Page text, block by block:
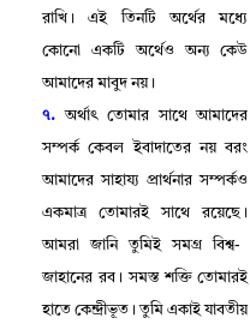
রাখি । এই তিনটি অর্থের মধ্যে
কোনো একটি অর্থেও অন্য কেউ
আমাদের মাবুদ নয়।
৭. অর্থাৎ তোমার সাথে আমাদের
সম্পর্ক কেবল ইবাদাতের নয় বরং
আমাদের সাহায্য প্রার্থনার সম্পর্কও
একমাত্র তোমারই সাথে রয়েছে ।
আমরা জানি তুমিই সমগ্র বিশ্ব-
জাহানের রব।সমস্ত শক্তি তোমারই
হাতে কেন্দ্রীভূত ।তুমি একাই যাবতীয়